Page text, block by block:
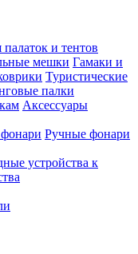
и тентов
мешки Гамаки и
Туристические
палки
Аксессуары
Ручные фонари
устройства к